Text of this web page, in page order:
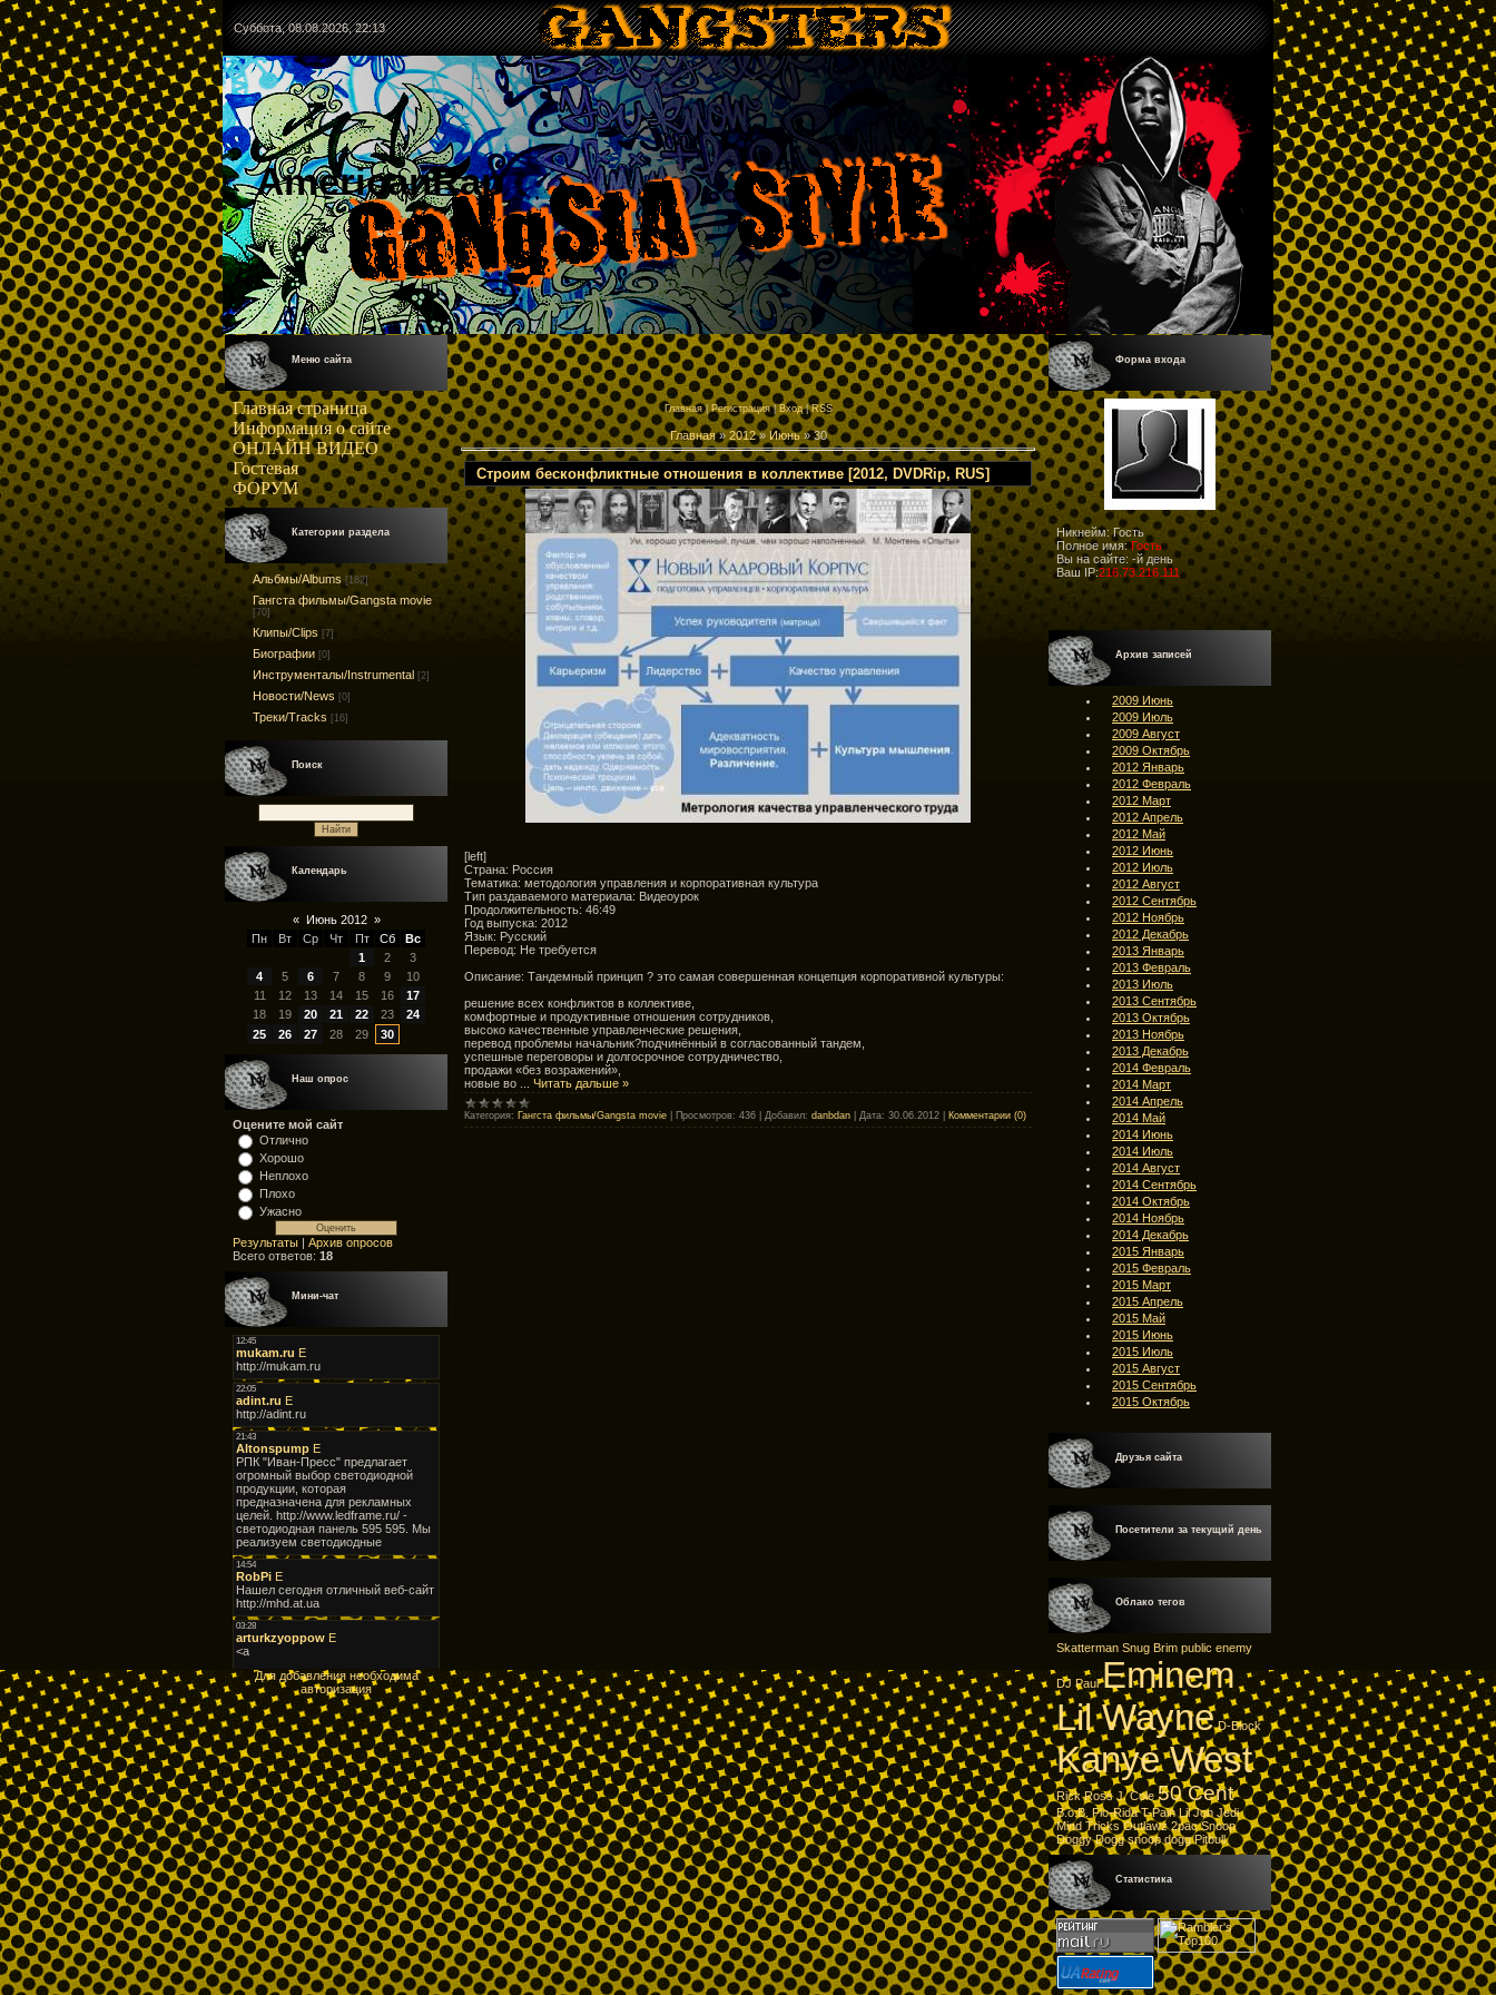
Суббота, 08.08.2026, 22:13
AmericanRap
Меню сайта
Главная страница
Информация о сайте
ОНЛАЙН ВИДЕО
Гостевая
ФОРУМ
Категории раздела
Альбмы/Albums [182]
Гангста фильмы/Gangsta movie
[70]
Клипы/Clips [7]
Биографии [0]
Инструменталы/Instrumental [2]
Новости/News [0]
Треки/Tracks [16]
Поиск
Календарь
« Июнь 2012 »
Пн
Вт Ср Чт Пт Сб
Вс
1
2
3
4
5 6 7 8 9
10
11
12 13 14 15 16
17
18
19 20 21 22 23
24
25
26 27 28 29 30
Наш опрос
Оцените мой сайт
Отлично
Хорошо
Неплохо
Плохо
Ужасно
Результаты | Архив опросов
Всего ответов: 18
Мини-чат
Для добавления необходима
авторизация
Главная|Регистрация| Вход|RSS
Главная»2012 » Июнь » 30
Строим бесконфликтные отношения в коллективе [2012, DVDRip, RUS]
[left]
Страна: Россия
Тематика: методология управления и корпоративная культура
Тип раздаваемого материала: Видеоурок
Продолжительность: 46:49
Год выпуска: 2012
Язык: Русский
Перевод: Не требуется
Описание: Тандемный принцип ? это самая совершенная концепция корпоративной культуры:
решение всех конфликтов в коллективе,
комфортные и продуктивные отношения сотрудников,
высоко качественные управленческие решения,
перевод проблемы начальник?подчинённый в согласованный тандем,
успешные переговоры и долгосрочное сотрудничество,
продажи «без возражений»,
новые во
Читать дальше »
Категория: Гангста фильмы/Gangsta movie Просмотров: 436 Добавил: danbdan Дата: 30.06.2012 Комментарии (0)
Форма входа
Никнейм: Гость
Полное имя:Гость
Вы на сайте: -й день
Ваш IP:216.73.216.111
Архив записей
2009 Июнь
2009 Июль
2009 Август
2009 Октябрь
2012 Январь
2012 Февраль
2012 Март
2012 Апрель
2012 Май
2012 Июнь
2012 Июль
2012 Август
2012 Сентябрь
2012 Ноябрь
2012 Декабрь
2013 Январь
2013 Февраль
2013 Июль
2013 Сентябрь
2013 Октябрь
2013 Ноябрь
2013 Декабрь
2014 Февраль
2014 Март
2014 Апрель
2014 Май
2014 Июнь
2014 Июль
2014 Август
2014 Сентябрь
2014 Октябрь
2014 Ноябрь
2014 Декабрь
2015 Январь
2015 Февраль
2015 Март
2015 Апрель
2015 Май
2015 Июнь
2015 Июль
2015 Август
2015 Сентябрь
2015 Октябрь
Друзья сайта
Посетители за текущий день
Облако тегов
Skatterman Snug Brim public enemy
DJ Paul Eminem
Lil Wayne D-Block
Kanye West
Rick Ross J. Cole 50 Cent
B.o.B. Flo-Rida T-Pain Lil Jon Jedi
Mind Tricks Outlawz 2pac Snoop
Doggy Dogg snoop dogg Pitbull
Статистика